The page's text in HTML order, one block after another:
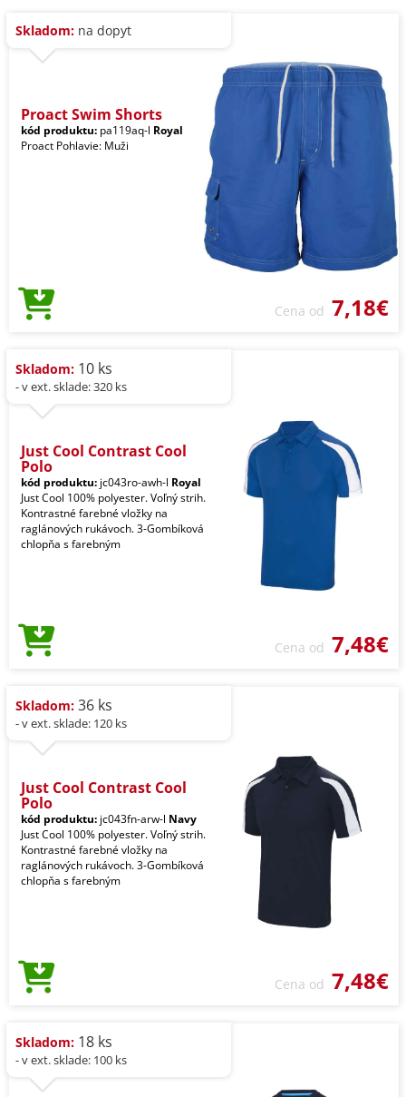
Skladom: na dopyt
Proact Swim Shorts
kód produktu: pa119aq-l Royal
Proact Pohlavie: Muži
Cena od 7,18€
Skladom: 10 ks
- v ext. sklade: 320 ks
Just Cool Contrast Cool
Polo
kód produktu: jc043ro-awh-l Royal
Just Cool 100% polyester. Voľný strih.
Kontrastné farebné vložky na
raglánových rukávoch. 3-Gombíková
chlopňa s farebným
Cena od 7,48€
Skladom: 36 ks
- v ext. sklade: 120 ks
Just Cool Contrast Cool
Polo
kód produktu: jc043fn-arw-l Navy
Just Cool 100% polyester. Voľný strih.
Kontrastné farebné vložky na
raglánových rukávoch. 3-Gombíková
chlopňa s farebným
Cena od 7,48€
Skladom: 18 ks
- v ext. sklade: 100 ks